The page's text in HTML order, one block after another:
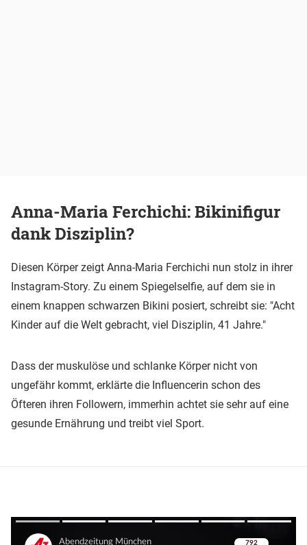
Anna-Maria Ferchichi: Bikinifigur
dank Disziplin?
Diesen Körper zeigt Anna-Maria Ferchichi nun stolz in ihrer
Instagram-Story. Zu einem Spiegelselfie, auf dem sie in
einem knappen schwarzen Bikini posiert, schreibt sie: "Acht
Kinder auf die Welt gebracht, viel Disziplin, 41 Jahre."
Dass der muskulöse und schlanke Körper nicht von
ungefähr kommt, erklärte die Influencerin schon des
Öfteren ihren Followern, immerhin achtet sie sehr auf eine
gesunde Ernährung und treibt viel Sport.